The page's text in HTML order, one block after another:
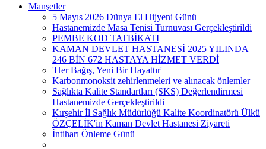
Manşetler
5 Mayıs 2026 Dünya El Hijyeni Günü
Hastanemizde Masa Tenisi Turnuvası Gerçekleştirildi
PEMBE KOD TATBİKATI
KAMAN DEVLET HASTANESİ 2025 YILINDA
246 BİN 672 HASTAYA HİZMET VERDİ
'Her Bağış, Yeni Bir Hayattır'
Karbonmonoksit zehirlenmeleri ve alınacak önlemler
Sağlıkta Kalite Standartları (SKS) Değerlendirmesi
Hastanemizde Gerçekleştirildi
Kırşehir İl Sağlık Müdürlüğü Kalite Koordinatörü Ülkü
ÖZÇELİK'in Kaman Devlet Hastanesi Ziyareti
İntiharı Önleme Günü